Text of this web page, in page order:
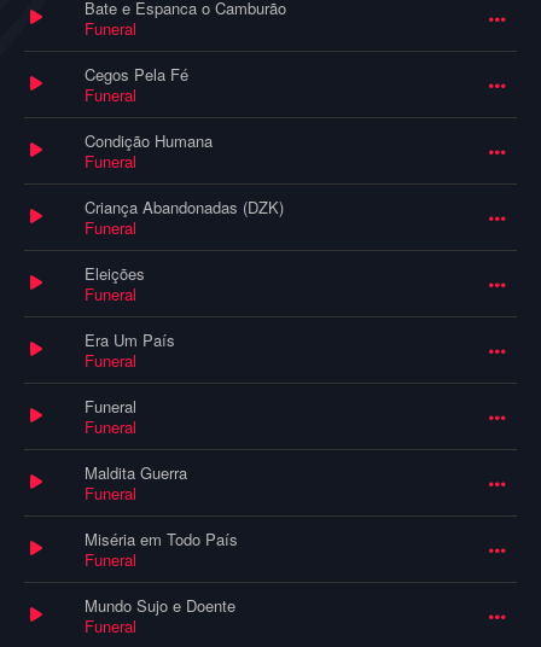
Bate e Espanca o Camburão
Funeral
Cegos Pela Fé
Funeral
Condição Humana
Funeral
Criança Abandonadas (DZK)
Funeral
Eleições
Funeral
Era Um País
Funeral
Funeral
Funeral
Maldita Guerra
Funeral
Miséria em Todo País
Funeral
Mundo Sujo e Doente
Funeral